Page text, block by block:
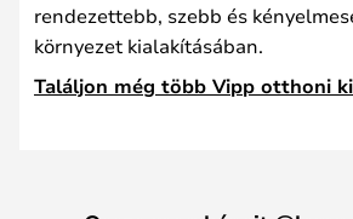
rendezettebb, szebb és
környezet kialakításában.
Találjon még több Vipp otthoni